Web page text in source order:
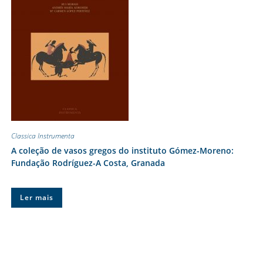
Classica Instrumenta
A coleção de vasos gregos do instituto Gómez-Moreno:
Fundação Rodríguez-A Costa, Granada
Ler mais